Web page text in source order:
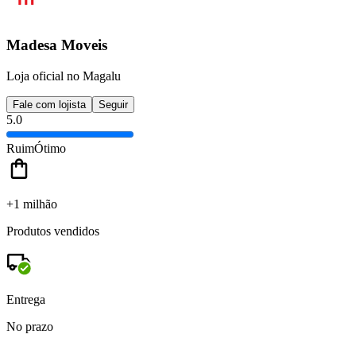
Madesa Moveis
Loja oficial no Magalu
Fale com lojista Seguir
5.0
RuimÓtimo
+1 milhão
Produtos vendidos
Entrega
No prazo